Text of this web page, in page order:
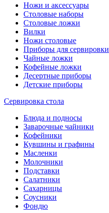
Ножи и аксессуары
Столовые наборы
Столовые ложки
Вилки
Ножи столовые
Приборы для сервировки
Чайные ложки
Кофейные ложки
Десертные приборы
Детские приборы
Сервировка стола
Блюда и подносы
Заварочные чайники
Кофейники
Кувшины и графины
Масленки
Молочники
Подставки
Салатники
Сахарницы
Соусники
Фондю